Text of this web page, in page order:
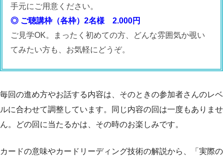
手元にご用意ください。
◎ ご聴講枠（各枠）2名様 2.000円
ご見学OK。まったく初めての方、どんな雰囲気か覗い
てみたい方も、お気軽にどうぞ。
毎回の進め方やお話する内容は、そのときの参加者さんのレベ
ルに合わせて調整しています。同じ内容の回は一度もありませ
ん。どの回に当たるかは、その時のお楽しみです。
カードの意味やカードリーディング技術の解説から、「実際の